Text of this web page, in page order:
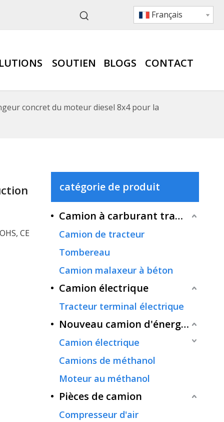
Français
SOUTIEN BLOGS CONTACT
concret du moteur diesel 8x4 pour la
CE
catégorie de produit
Camion à carburant traditionnel
Camion de tracteur
Tombereau
Camion malaxeur à béton
Camion électrique
Tracteur terminal électrique
Nouveau camion d'énergie
Camion électrique
Camions de méthanol
Moteur au méthanol
Pièces de camion
Compresseur d'air